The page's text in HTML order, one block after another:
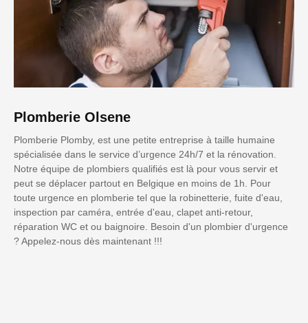
Plomberie Olsene
Plomberie Plomby, est une petite entreprise à taille humaine
spécialisée dans le service d’urgence 24h/7 et la rénovation.
Notre équipe de plombiers qualifiés est là pour vous servir et
peut se déplacer partout en Belgique en moins de 1h. Pour
toute urgence en plomberie tel que la robinetterie, fuite d'eau,
inspection par caméra, entrée d'eau, clapet anti-retour,
réparation WC et ou baignoire. Besoin d'un plombier d'urgence
? Appelez-nous dès maintenant !!!